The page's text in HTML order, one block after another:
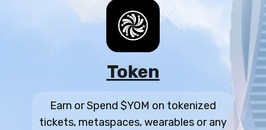
Token
Earn or Spend $YOM on tokenized
tickets, metaspaces, wearables or any